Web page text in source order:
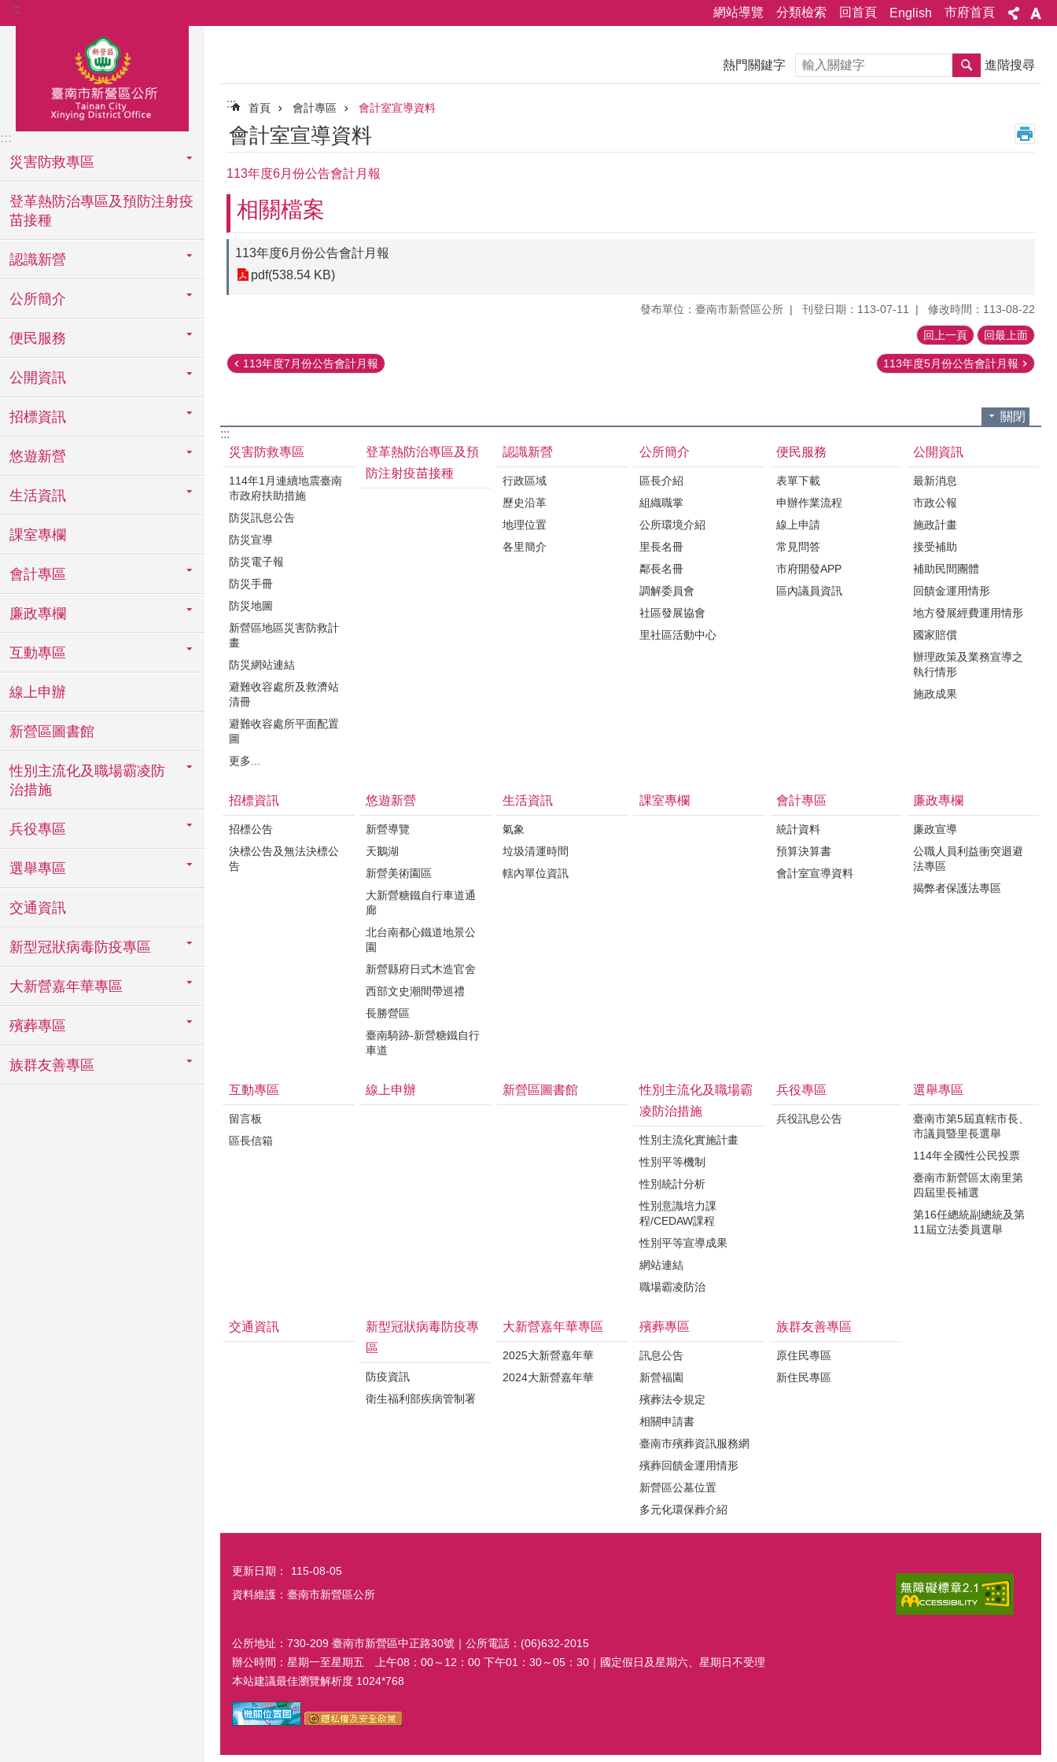
跳到主要內容區塊
::: 網站導覽 分類檢索 回首頁 English 市府首頁
:::
災害防救專區
登革熱防治專區及預防注射疫
苗接種
認識新營
公所簡介
便民服務
公開資訊
招標資訊
悠遊新營
生活資訊
課室專欄
會計專區
廉政專欄
互動專區
線上申辦
新營區圖書館
性別主流化及職場霸凌防
治措施
兵役專區
選舉專區
交通資訊
新型冠狀病毒防疫專區
大新營嘉年華專區
殯葬專區
族群友善專區
熱門關鍵字 搜尋 進階搜尋
::: 首頁 會計專區 會計室宣導資料
會計室宣導資料
113年度6月份公告會計月報
相關檔案
113年度6月份公告會計月報
pdf(538.54 KB)
發布單位：臺南市新營區公所 刊登日期：113-07-11 修改時間：113-08-22
回上一頁 回最上面
113年度7月份公告會計月報 113年度5月份公告會計月報
關閉
:::
災害防救專區
114年1月連續地震臺南
市政府扶助措施
防災訊息公告
防災宣導
防災電子報
防災手冊
防災地圖
新營區地區災害防救計
畫
防災網站連結
避難收容處所及救濟站
清冊
避難收容處所平面配置
圖
更多...
登革熱防治專區及預
防注射疫苗接種
認識新營
行政區域
歷史沿革
地理位置
各里簡介
公所簡介
區長介紹
組織職掌
公所環境介紹
里長名冊
鄰長名冊
調解委員會
社區發展協會
里社區活動中心
便民服務
表單下載
申辦作業流程
線上申請
常見問答
市府開發APP
區內議員資訊
公開資訊
最新消息
市政公報
施政計畫
接受補助
補助民間團體
回饋金運用情形
地方發展經費運用情形
國家賠償
辦理政策及業務宣導之
執行情形
施政成果
招標資訊
招標公告
決標公告及無法決標公
告
悠遊新營
新營導覽
天鵝湖
新營美術園區
大新營糖鐵自行車道通
廊
北台南都心鐵道地景公
園
新營縣府日式木造官舍
西部文史潮間帶巡禮
長勝營區
臺南騎跡-新營糖鐵自行
車道
生活資訊
氣象
垃圾清運時間
轄內單位資訊
課室專欄 會計專區
統計資料
預算決算書
會計室宣導資料
廉政專欄
廉政宣導
公職人員利益衝突迴避
法專區
揭弊者保護法專區
互動專區
留言板
區長信箱
線上申辦 新營區圖書館
性別主流化及職場霸
凌防治措施
性別主流化實施計畫
性別平等機制
性別統計分析
性別意識培力課
程/CEDAW課程
性別平等宣導成果
網站連結
職場霸凌防治
兵役專區
兵役訊息公告
選舉專區
臺南市第5屆直轄市長、
市議員暨里長選舉
114年全國性公民投票
臺南市新營區太南里第
四屆里長補選
第16任總統副總統及第
11屆立法委員選舉
交通資訊
新型冠狀病毒防疫專
區
防疫資訊
衛生福利部疾病管制署
大新營嘉年華專區
2025大新營嘉年華
2024大新營嘉年華
殯葬專區
訊息公告
新營福園
殯葬法令規定
相關申請書
臺南市殯葬資訊服務網
殯葬回饋金運用情形
新營區公墓位置
多元化環保葬介紹
族群友善專區
原住民專區
新住民專區
更新日期：
115-08-05
資料維護：臺南市新營區公所
公所地址：730-209 臺南市新營區中正路30號｜公所電話：(06)632-2015
辦公時間：星期一至星期五 上午08：00～12：00 下午01：30～05：30｜國定假日及星期六、星期日不受理
本站建議最佳瀏覽解析度 1024*768